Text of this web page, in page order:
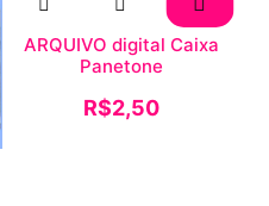
ARQUIVO digital Caixa
Panetone
R$2,50